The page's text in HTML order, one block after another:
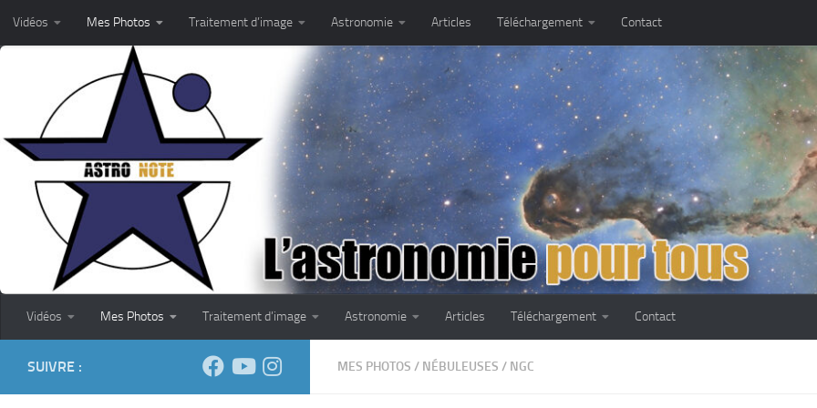
Skip to content
Vidéos Mes Photos Traitement d’image Astronomie Articles Téléchargement Contact
Vidéos Mes Photos Traitement d’image Astronomie Articles Téléchargement Contact
MES PHOTOS / NÉBULEUSES / NGC
SUIVRE :